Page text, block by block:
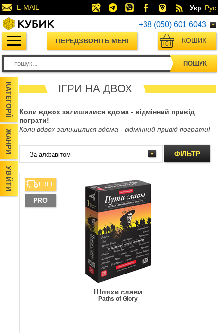
E-MAIL Укр Рус
+38 (050) 601 6043
ПЕРЕДЗВОНІТЬ МЕНІ КОШИК
0
ПОШУК
КАТЕГОРІЇ
ЖАНРИ
УВІЙТИ
ІГРИ НА ДВОХ
Коли вдвох залишилися вдома - відмінний привід
пограти!
Коли вдвох залишилися вдома - відмінний привід пограти!
ФІЛЬТР
FREE
PRO
Шляхи слави
Paths of Glory